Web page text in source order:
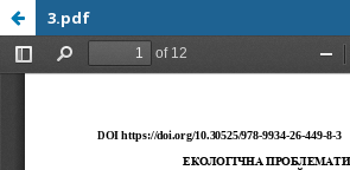
3.pdf